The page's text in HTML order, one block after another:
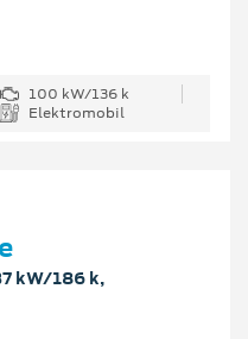
100 kW/136 k
Elektromobil
kW/186 k,